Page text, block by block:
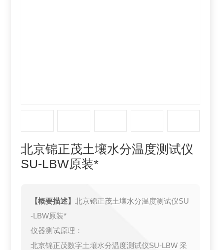
北京锦正茂土壤水分温度测试仪
SU-LBW原装*
【概要描述】北京锦正茂土壤水分温度测试仪SU
-LBW原装*
仪器测试原理：
北京锦正茂数字土壤水分温度测试仪SU-LBW 采